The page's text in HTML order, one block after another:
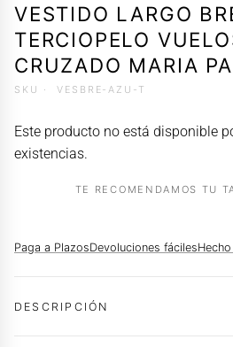
VESTIDO LARGO
TERCIOPELO
CRUZADO MARIA
SKU · VESBRE-AZU-T
Este producto no está disponible
existencias.
TE RECOMENDAMOS TU
Paga a PlazosDevoluciones fáciles
DESCRIPCIÓN